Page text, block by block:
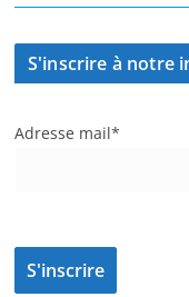
S'inscrire à notre
Adresse mail*